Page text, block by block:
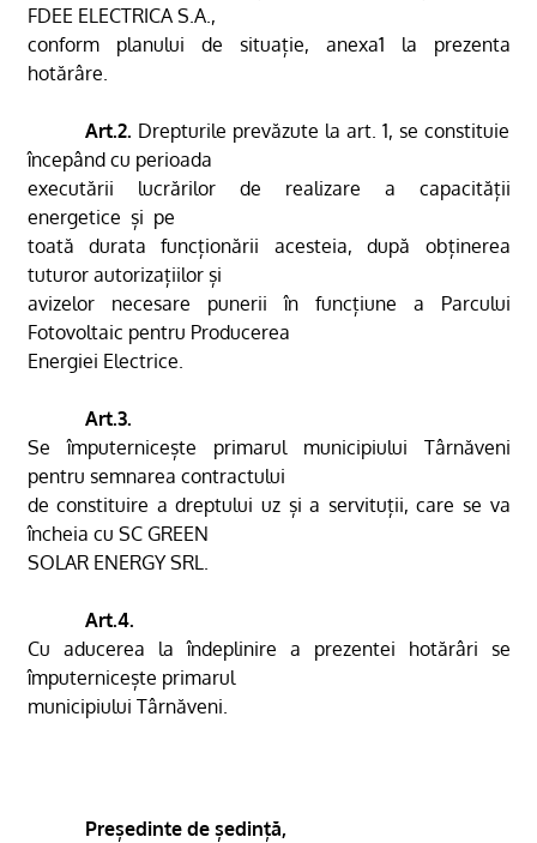
FDEE ELECTRICA S.A.,
conform planului de situație, anexa1 la prezenta
hotărâre.
Art.2. Drepturile prevăzute la art. 1, se constituie
începând cu perioada
executării lucrărilor de realizare a capacității
energetice și pe
toată durata funcționării acesteia, după obținerea
tuturor autorizațiilor și
avizelor necesare punerii în funcțiune a Parcului
Fotovoltaic pentru Producerea
Energiei Electrice.
Art.3.
Se împuternicește primarul municipiului Târnăveni
pentru semnarea contractului
de constituire a dreptului uz și a servituții, care se va
încheia cu SC GREEN
SOLAR ENERGY SRL.
Art.4.
Cu aducerea la îndeplinire a prezentei hotărâri se
împuternicește primarul
municipiului Târnăveni.
Președinte de ședință,